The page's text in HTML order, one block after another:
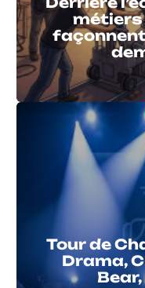
métiers
façonnent
Tour de
Drama,